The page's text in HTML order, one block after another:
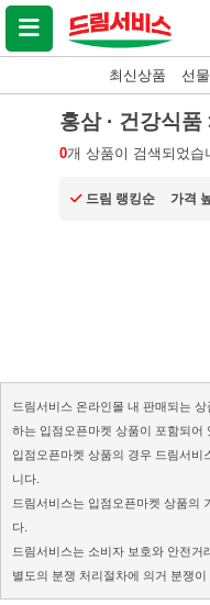
최신상품 선
0개 상품이 검색되었습
홍삼 · 건강식
드림 랭킹순 가격
드림서비스 온라인몰 내 판매되는
하는 입점오픈마켓 상품이 포함되어
입점오픈마켓 상품의 경우 드림서비
니다.
드림서비스는 입점오픈마켓 상품의
다.
드림서비스는 소비자 보호와 안전
별도의 분쟁 처리절차에 의거 분쟁이